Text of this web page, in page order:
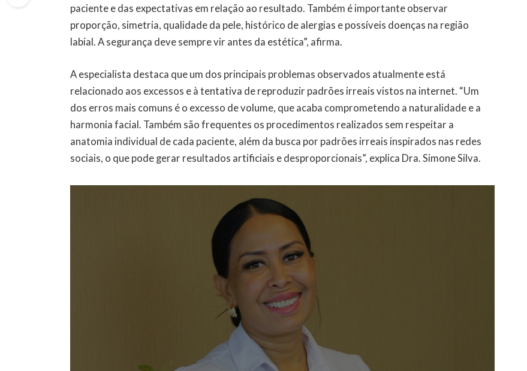
paciente e das expectativas em relação ao resultado. Também é importante observar
proporção, simetria, qualidade da pele, histórico de alergias e possíveis doenças na região
labial. A segurança deve sempre vir antes da estética”, afirma.
A especialista destaca que um dos principais problemas observados atualmente está
relacionado aos excessos e à tentativa de reproduzir padrões irreais vistos na internet. “Um
dos erros mais comuns é o excesso de volume, que acaba comprometendo a naturalidade e a
harmonia facial. Também são frequentes os procedimentos realizados sem respeitar a
anatomia individual de cada paciente, além da busca por padrões irreais inspirados nas redes
sociais, o que pode gerar resultados artificiais e desproporcionais”, explica Dra. Simone Silva.